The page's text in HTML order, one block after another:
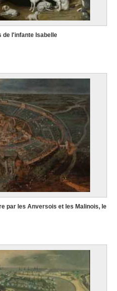
de l'infante Isabelle
par les Anversois et les Malinois, le